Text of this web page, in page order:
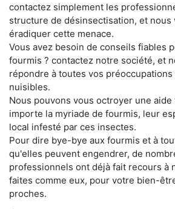
contactez simplement les
structure de désinsectisation, et nous
éradiquer cette menace.
Vous avez besoin de conseils fiables
fourmis ? contactez notre société, et
répondre à toutes vos
nuisibles.
Nous pouvons vous octroyer une
importe la myriade de fourmis, leur
local infesté par ces insectes.
Pour dire bye-bye aux fourmis et à
qu'elles peuvent engendrer, de
professionnels ont déjà fait recours à
faites comme eux, pour votre bien-
proches.